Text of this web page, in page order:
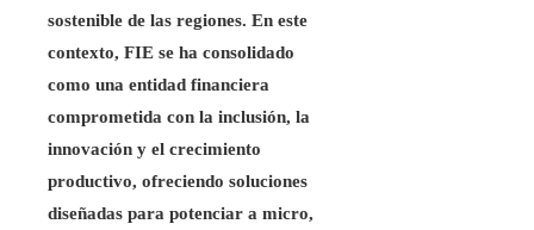
sostenible de las regiones. En este
contexto, FIE se ha consolidado
como una entidad financiera
comprometida con la inclusión, la
innovación y el crecimiento
productivo, ofreciendo soluciones
diseñadas para potenciar a micro,